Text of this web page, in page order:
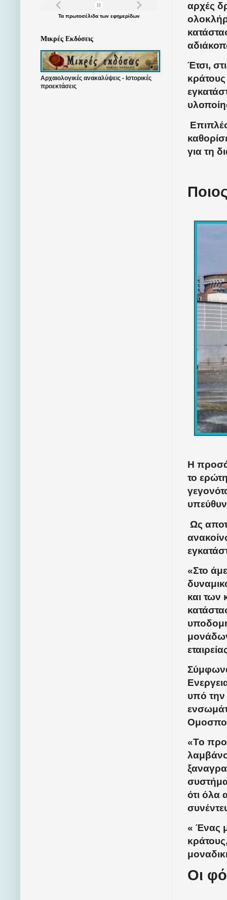
αρχές
Έτσι,
για τη
Η
το
Ως
«Στο
και των
υπό την
«Το
ότι όλα
« Ένας
Οι
Τα πρωτοσέλιδατων εφημερίδων
Μικρές Εκδόσεις
Αρχαιολογικές ανακαλύψεις - Ιστορικές
προεκτάσεις